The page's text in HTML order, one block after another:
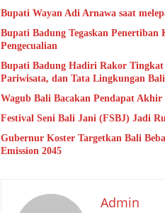
Bupati Wayan Adi Arnawa saat
Bupati Badung Tegaskan
Pengecualian
Bupati Badung Hadiri Rakor
Pariwisata, dan Tata Lingkungan Bali
Wagub Bali Bacakan Pendapat
Festival Seni Bali Jani (FSBJ) Jadi
Gubernur Koster Targetkan Bali
Emission 2045
Admin